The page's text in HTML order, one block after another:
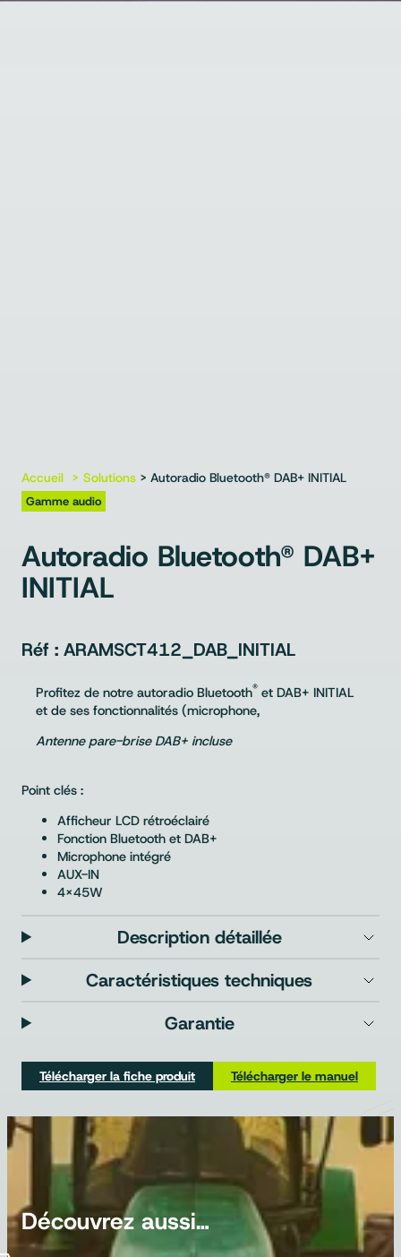
Accueil Solutions > Autoradio Bluetooth® DAB+ INITIAL
Gamme audio
Autoradio Bluetooth® DAB+
INITIAL
ARAMSCT412_DAB_INITIAL
Profitez de notre autoradio Bluetooth® et DAB+ INITIAL
et de ses fonctionnalités (microphone,
Antenne pare-brise DAB+ incluse
Point clés :
Afficheur LCD rétroéclairé
Fonction Bluetooth et DAB+
Microphone intégré
AUX-IN
4x45W
Description détaillée
Caractéristiques techniques
Garantie
Télécharger la fiche produit Télécharger le manuel
Découvrez aussi…